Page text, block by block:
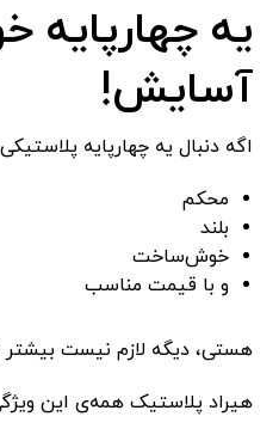
یه چهارپایه
آسایش!
اگه دنبال یه چهارپایه
محکم
بلند
خوش‌ساخت
و با قیمت مناسب
هستی، دیگه لازم نیست بیشتر
هیراد پلاستیک همه‌ی این